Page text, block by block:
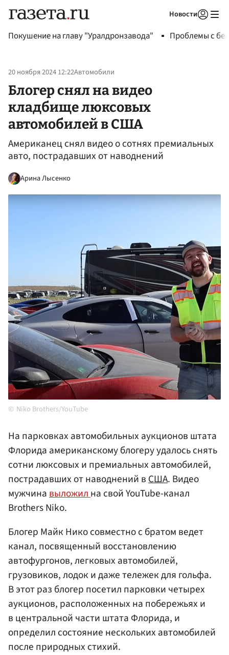
Новости
Покушение на главу "Уралдронзавода" Проблемы с
20 ноября 2024 12:22Автомобили
Блогер снял на видео
кладбище люксовых
автомобилей в США
Американец снял видео о сотнях премиальных
авто, пострадавших от наводнений
Арина Лысенко
Niko Brothers/YouTube
На парковках автомобильных аукционов штата
Флорида американскому блогеру удалось снять
сотни люксовых и премиальных автомобилей,
пострадавших от наводнений вСША. Видео
мужчинавыложилна свой YouTube-канал
Brothers Niko.
Блогер Майк Нико совместно с братом ведет
канал, посвященный восстановлению
автофургонов, легковых автомобилей,
грузовиков, лодок и даже тележек для гольфа.
В этот раз блогер посетил парковки четырех
аукционов, расположенных на побережьях и
в центральной части штата Флорида, и
определил состояние нескольких автомобилей
после природных стихий.